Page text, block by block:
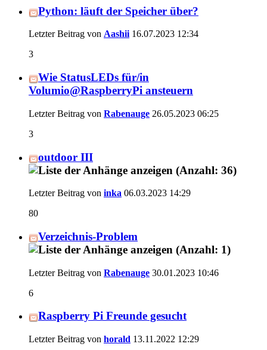
Python: läuft der Speicher über?
Letzter Beitrag von Aashii 16.07.2023 12:34
3
Wie StatusLEDs für/in
Volumio@RaspberryPi ansteuern
Letzter Beitrag von Rabenauge 26.05.2023 06:25
3
outdoor III
Letzter Beitrag von inka 06.03.2023 14:29
80
Verzeichnis-Problem
Letzter Beitrag von Rabenauge 30.01.2023 10:46
6
Raspberry Pi Freunde gesucht
Letzter Beitrag von horald 13.11.2022 12:29